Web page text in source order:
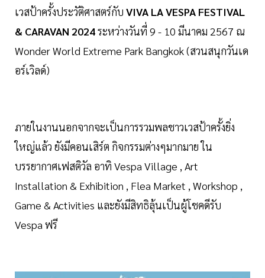
เวสป้าครั้งประวัติศาสตร์กับ VIVA LA VESPA FESTIVAL
& CARAVAN 2024ระหว่างวันที่ 9 - 10 มีนาคม 2567 ณ
Wonder World Extreme Park Bangkok (สวนสนุกวันเด
อร์เวิลด์)
ภายในงานนอกจากจะเป็นการรวมพลชาวเวสป้าครั้งยิ่ง
ใหญ่แล้ว ยังมีคอนเสิร์ต กิจกรรมต่างๆมากมาย ใน
บรรยากาศเฟสติวัล อาทิ Vespa Village , Art
Installation & Exhibition , Flea Market , Workshop ,
Game & Activities และยังมีสิทธิลุ้นเป็นผู้โชคดีรับ
Vespa ฟรี